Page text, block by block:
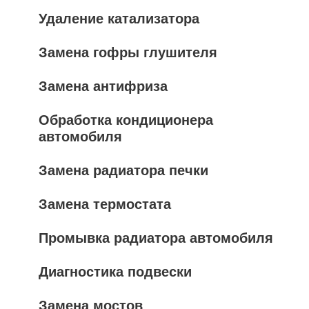
Удаление катализатора
Замена гофры глушителя
Замена антифриза
Обработка кондиционера
автомобиля
Замена радиатора печки
Замена термостата
Промывка радиатора автомобиля
Диагностика подвески
Замена мостов